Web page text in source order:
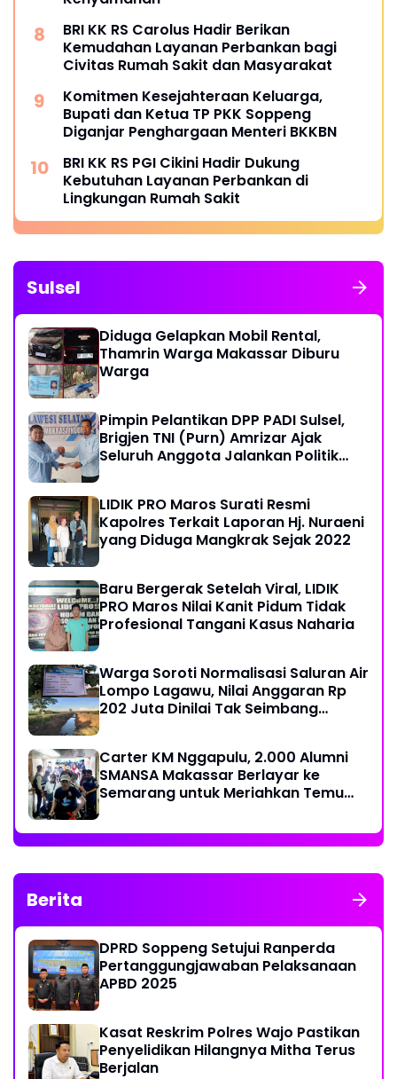
BRI KK RS Carolus Hadir Berikan
Kemudahan Layanan Perbankan bagi
Civitas Rumah Sakit dan Masyarakat
Komitmen Kesejahteraan Keluarga,
Bupati dan Ketua TP PKK Soppeng
Diganjar Penghargaan Menteri BKKBN
BRI KK RS PGI Cikini Hadir Dukung
Kebutuhan Layanan Perbankan di
Lingkungan Rumah Sakit
Sulsel
Diduga Gelapkan Mobil Rental,
Thamrin Warga Makassar Diburu
Warga
Pimpin Pelantikan DPP PADI Sulsel,
Brigjen TNI (Purn) Amrizar Ajak
Seluruh Anggota Jalankan Politik
LIDIK PRO Maros Surati Resmi
Kapolres Terkait Laporan Hj. Nuraeni
yang Diduga Mangkrak Sejak 2022
Baru Bergerak Setelah Viral, LIDIK
PRO Maros Nilai Kanit Pidum Tidak
Profesional Tangani Kasus Naharia
Warga Soroti Normalisasi Saluran Air
Lompo Lagawu, Nilai Anggaran Rp
202 Juta Dinilai Tak Seimbang
Carter KM Nggapulu, 2.000 Alumni
SMANSA Makassar Berlayar ke
Semarang untuk Meriahkan Temu
Berita
DPRD Soppeng Setujui Ranperda
Pertanggungjawaban Pelaksanaan
APBD 2025
Kasat Reskrim Polres Wajo Pastikan
Penyelidikan Hilangnya Mitha Terus
Berjalan